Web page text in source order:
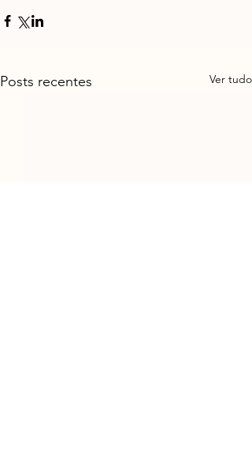
Posts recentes Ver tudo